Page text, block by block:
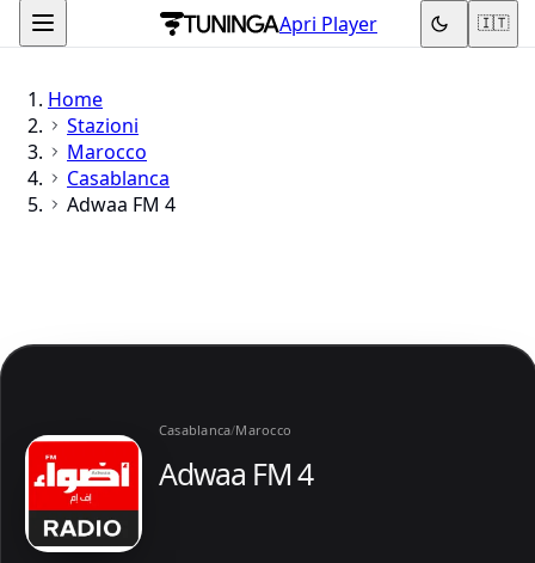
Apri Player 🇮🇹
Home
Stazioni
Marocco
Casablanca
Adwaa FM 4
Casablanca/Marocco
Adwaa FM 4